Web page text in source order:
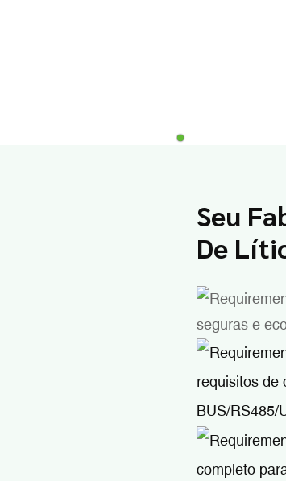
Seu
De
seguras e
requisitos de
BUS/RS485/
completo